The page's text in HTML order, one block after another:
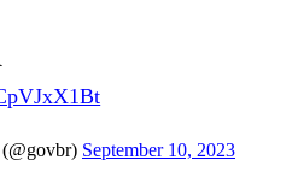
September 10, 2023